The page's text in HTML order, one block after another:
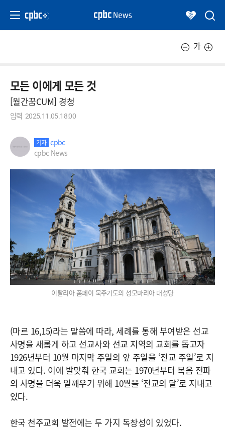
가
모든 이에게 모든 것
[월간꿈CUM] 경청
입력 2025.11.05.18:00
기자 cpbc
cpbc News
이탈리아 폼페이 묵주기도의 성모마리아 대성당
(마르 16,15)라는 말씀에 따라, 세례를 통해 부여받은 선교
사명을 새롭게 하고 선교사와 선교 지역의 교회를 돕고자
1926년부터 10월 마지막 주일의 앞 주일을 ‘전교 주일’로 지
내고 있다. 이에 발맞춰 한국 교회는 1970년부터 복음 전파
의 사명을 더욱 일깨우기 위해 10월을 ‘전교의 달’로 지내고
있다.
한국 천주교회 발전에는 두 가지 독창성이 있었다.